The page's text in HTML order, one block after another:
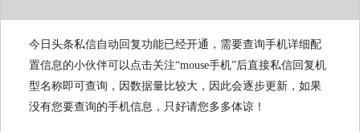
今日头条私信自动回复功能已经开通，需要查询手机详细配
置信息的小伙伴可以点击关注“mouse手机”后直接私信回复机
型名称即可查询，因数据量比较大，因此会逐步更新，如果
没有您要查询的手机信息，只好请您多多体谅！